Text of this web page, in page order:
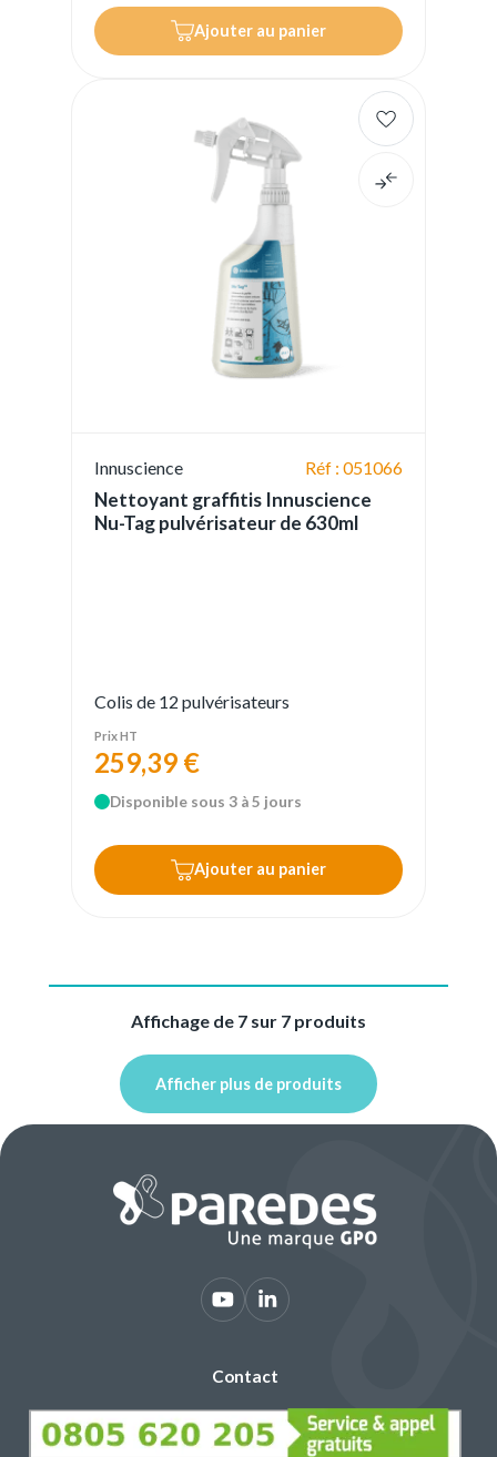
Ajouter au panier
Innuscience Réf : 051066
Nettoyant graffitis Innuscience
Nu-Tag pulvérisateur de 630ml
Colis de 12 pulvérisateurs
Prix HT
259,39 €
Disponible sous 3 à 5 jours
Ajouter au panier
Affichage de 7 sur 7 produits
Afficher plus de produits
Contact